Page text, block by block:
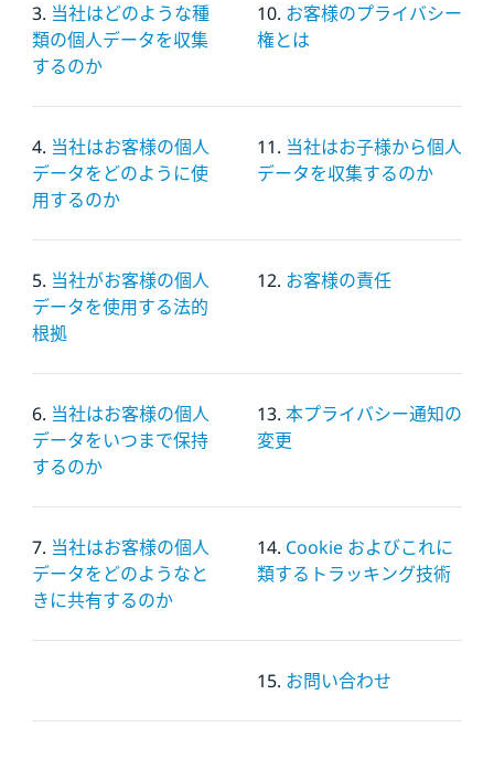
3. 当社はどのような種
類の個人データを収集
するのか
10. お客様のプライバシー
権とは
4. 当社はお客様の個人
データをどのように使
用するのか
11. 当社はお子様から個人
データを収集するのか
5. 当社がお客様の個人
データを使用する法的
根拠
12. お客様の責任
6. 当社はお客様の個人
データをいつまで保持
するのか
13. 本プライバシー通知の
変更
7. 当社はお客様の個人
データをどのようなと
きに共有するのか
14. Cookie およびこれに
類するトラッキング技術
15. お問い合わせ